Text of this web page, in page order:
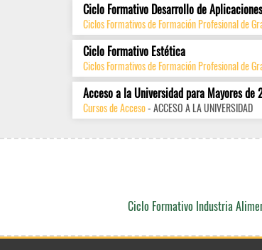
Ciclo Formativo Desarrollo de
Ciclos Formativos de Formación Profesional de
Ciclo Formativo Estética
Ciclos Formativos de Formación Profesional de
Acceso a la Universidad para Mayores de
Cursos de Acceso- ACCESO A LA UNIVERSIDAD
Ciclo Formativo Industria